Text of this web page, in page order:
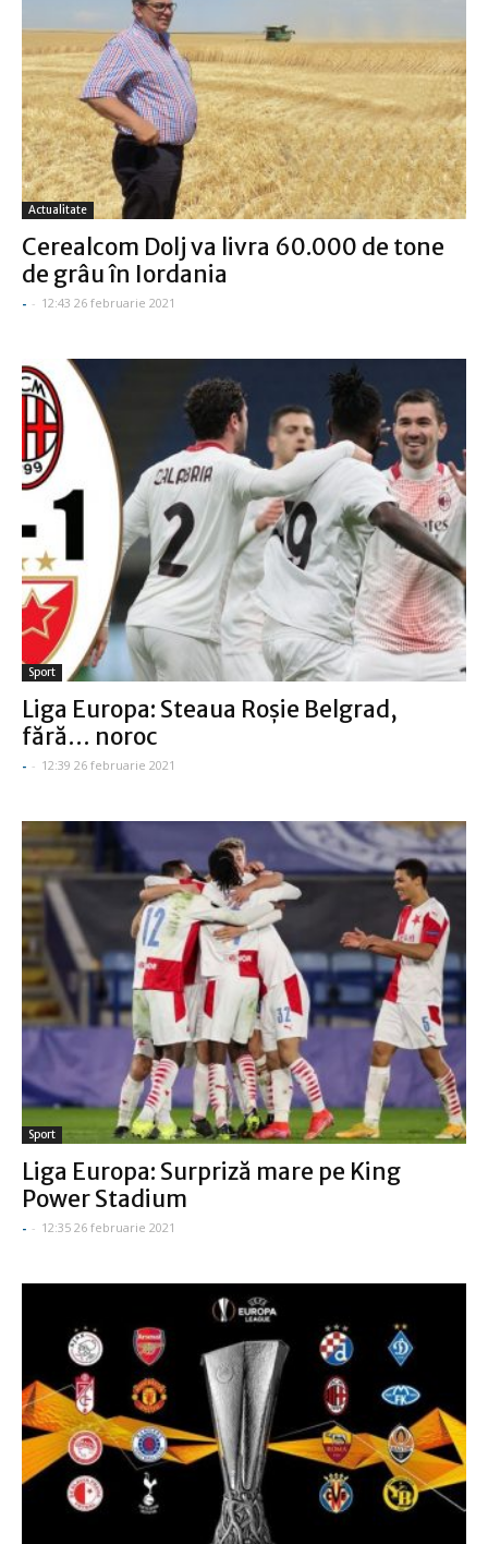
Actualitate
Cerealcom Dolj va livra 60.000 de tone
de grâu în Iordania
- - 12:43 26 februarie 2021
Sport
Liga Europa: Steaua Roşie Belgrad,
fără… noroc
- - 12:39 26 februarie 2021
Sport
Liga Europa: Surpriză mare pe King
Power Stadium
- - 12:35 26 februarie 2021